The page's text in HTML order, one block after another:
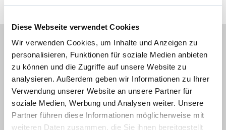
Diese Webseite verwendet Cookies
Wir verwenden Cookies, um Inhalte und Anzeigen zu
personalisieren, Funktionen für soziale Medien anbieten
zu können und die Zugriffe auf unsere Website zu
analysieren. Außerdem geben wir Informationen zu Ihrer
Verwendung unserer Website an unsere Partner für
soziale Medien, Werbung und Analysen weiter. Unsere
Partner führen diese Informationen möglicherweise mit
weiteren Daten zusammen, die Sie ihnen bereitgestellt
Energieausweis (Bedarfsausweis)
138,80 kWh / (m²*a)